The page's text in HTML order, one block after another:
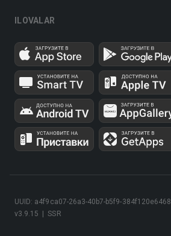
ILOVALAR
v3.9.15 SSR
UUID: a4f9ca07-26a3-40b7-b5f9-384f120e6468